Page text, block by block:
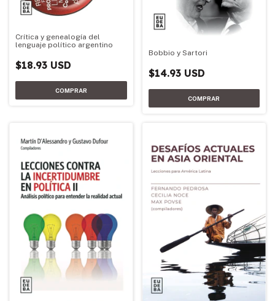
Crítica y genealogía del
lenguaje político argentino
$18.93 USD
Bobbio y Sartori
$14.93 USD